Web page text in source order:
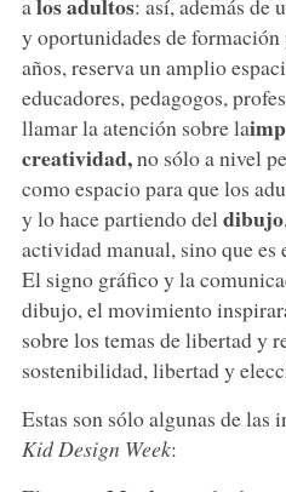
y oportunidades de formación
años, reserva un amplio
educadores, pedagogos,
llamar la atención sobre la
creatividad,no sólo a nivel
como espacio para que los
y lo hace partiendo deldibujo
actividad manual, sino que
El signo gráfico y la
dibujo, el movimiento
sobre los temas de libertad y
sostenibilidad, libertad y
Estas son sólo algunas de las
Kid Design Week: